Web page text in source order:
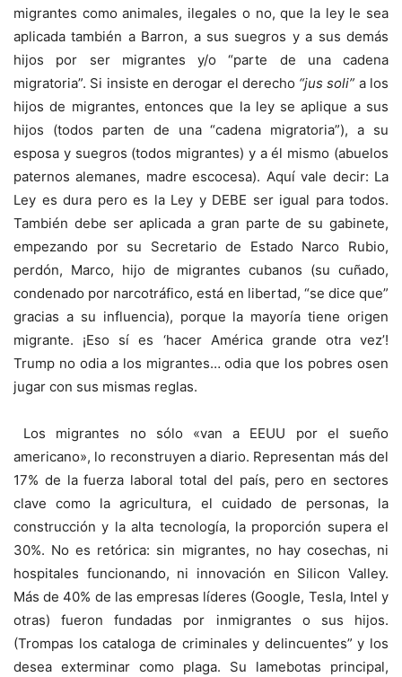
migrantes como animales, ilegales o no, que la ley le sea
aplicada también a Barron, a sus suegros y a sus demás
hijos por ser migrantes y/o “parte de una cadena
migratoria”. Si insiste en derogar el derecho “jus soli” a los
hijos de migrantes, entonces que la ley se aplique a sus
hijos (todos parten de una “cadena migratoria”), a su
esposa y suegros (todos migrantes) y a él mismo (abuelos
paternos alemanes, madre escocesa). Aquí vale decir: La
Ley es dura pero es la Ley y DEBE ser igual para todos.
También debe ser aplicada a gran parte de su gabinete,
empezando por su Secretario de Estado Narco Rubio,
perdón, Marco, hijo de migrantes cubanos (su cuñado,
condenado por narcotráfico, está en libertad, “se dice que”
gracias a su influencia), porque la mayoría tiene origen
migrante. ¡Eso sí es ‘hacer América grande otra vez’!
Trump no odia a los migrantes… odia que los pobres osen
jugar con sus mismas reglas.
Los migrantes no sólo «van a EEUU por el sueño
americano», lo reconstruyen a diario. Representan más del
17% de la fuerza laboral total del país, pero en sectores
clave como la agricultura, el cuidado de personas, la
construcción y la alta tecnología, la proporción supera el
30%. No es retórica: sin migrantes, no hay cosechas, ni
hospitales funcionando, ni innovación en Silicon Valley.
Más de 40% de las empresas líderes (Google, Tesla, Intel y
otras) fueron fundadas por inmigrantes o sus hijos.
(Trompas los cataloga de criminales y delincuentes” y los
desea exterminar como plaga. Su lamebotas principal,